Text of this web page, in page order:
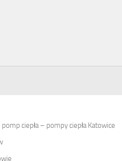
ciepła – pompy ciepła Katowice